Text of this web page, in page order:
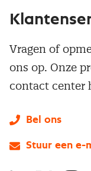
Vragen of
ons op. Onze
contact center
Bel ons
Stuur een e-